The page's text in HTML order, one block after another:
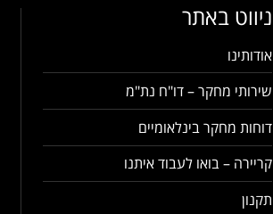
ניווט באתר
אודותינו
שירותי מחקר – דו"ח נת"מ
דוחות מחקר בינלאומיים
קריירה – בואו לעבוד איתנו
תקנון